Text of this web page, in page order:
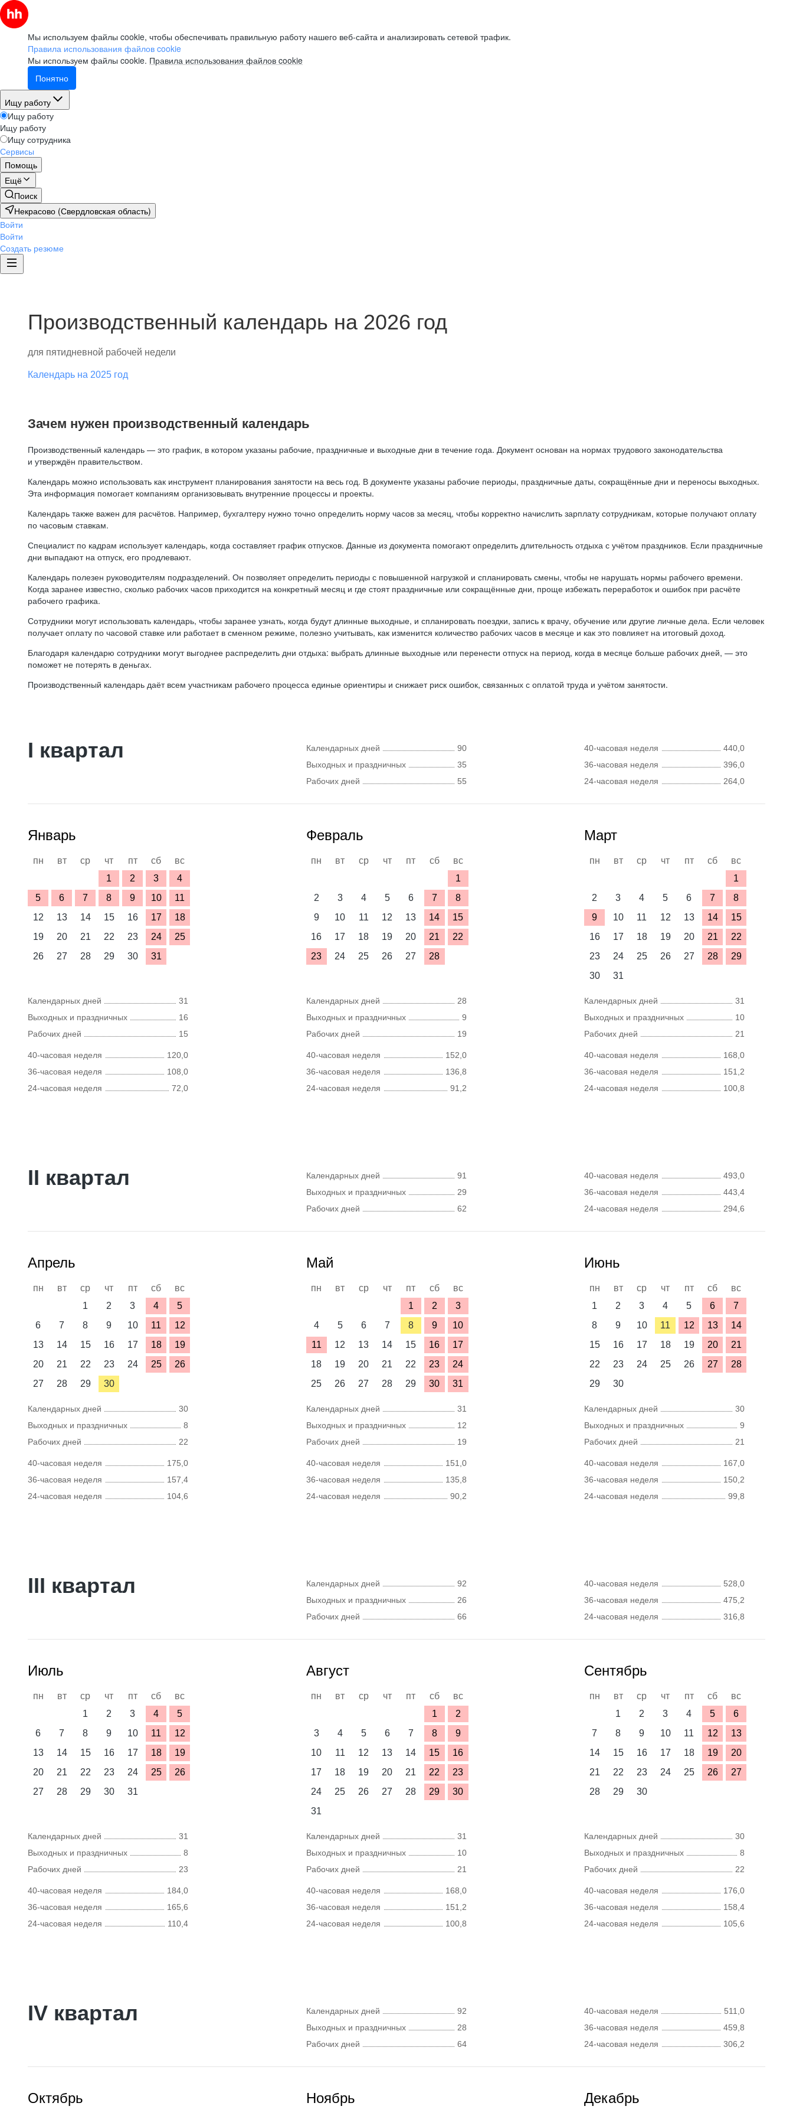
Мы используем файлы cookie, чтобы обеспечивать правильную работу нашего веб-сайта и анализировать сетевой трафик.
Правила использования файлов cookie
Мы используем файлы cookie. Правила использования файлов cookie
Понятно
Ищу работу
Ищу работу
Ищу работу
Ищу сотрудника
Сервисы
Помощь
Ещё
Поиск
Некрасово (Свердловская область)
Войти
Войти
Создать резюме
Производственный календарь на 2026 год
для пятидневной рабочей недели
Календарь на 2025 год
Зачем нужен производственный календарь
Производственный календарь — это график, в котором указаны рабочие, праздничные и выходные дни в течение года. Документ основан на нормах трудового законодательства
и утверждён правительством.
Календарь можно использовать как инструмент планирования занятости на весь год. В документе указаны рабочие периоды, праздничные даты, сокращённые дни и переносы выходных.
Эта информация помогает компаниям организовывать внутренние процессы и проекты.
Календарь также важен для расчётов. Например, бухгалтеру нужно точно определить норму часов за месяц, чтобы корректно начислить зарплату сотрудникам, которые получают оплату
по часовым ставкам.
Специалист по кадрам использует календарь, когда составляет график отпусков. Данные из документа помогают определить длительность отдыха с учётом праздников. Если праздничные
дни выпадают на отпуск, его продлевают.
Календарь полезен руководителям подразделений. Он позволяет определить периоды с повышенной нагрузкой и спланировать смены, чтобы не нарушать нормы рабочего времени.
Когда заранее известно, сколько рабочих часов приходится на конкретный месяц и где стоят праздничные или сокращённые дни, проще избежать переработок и ошибок при расчёте
рабочего графика.
Сотрудники могут использовать календарь, чтобы заранее узнать, когда будут длинные выходные, и спланировать поездки, запись к врачу, обучение или другие личные дела. Если человек
получает оплату по часовой ставке или работает в сменном режиме, полезно учитывать, как изменится количество рабочих часов в месяце и как это повлияет на итоговый доход.
Благодаря календарю сотрудники могут выгоднее распределить дни отдыха: выбрать длинные выходные или перенести отпуск на период, когда в месяце больше рабочих дней, — это
поможет не потерять в деньгах.
Производственный календарь даёт всем участникам рабочего процесса единые ориентиры и снижает риск ошибок, связанных с оплатой труда и учётом занятости.
I квартал Календарных дней
90
Выходных и праздничных
35
Рабочих дней
55
40-часовая неделя
440,0
36-часовая неделя
396,0
24-часовая неделя
264,0
Январь
пн вт ср чт пт сб
вс
1
2 3
4
5
6 7 8 9 10
11
12
13 14 15 16 17
18
19
20 21 22 23 24
25
26
27 28 29 30 31
Календарных дней
31
Выходных и праздничных
16
Рабочих дней
15
40-часовая неделя
120,0
36-часовая неделя
108,0
24-часовая неделя
72,0
Февраль
пн вт ср чт пт сб
вс
1
2
3 4 5 6 7
8
9
10 11 12 13 14
15
16
17 18 19 20 21
22
23
24 25 26 27 28
Календарных дней
28
Выходных и праздничных
9
Рабочих дней
19
40-часовая неделя
152,0
36-часовая неделя
136,8
24-часовая неделя
91,2
Март
пн вт ср чт пт сб
вс
1
2
3 4 5 6 7
8
9
10 11 12 13 14
15
16
17 18 19 20 21
22
23
24 25 26 27 28
29
30
31
Календарных дней
31
Выходных и праздничных
10
Рабочих дней
21
40-часовая неделя
168,0
36-часовая неделя
151,2
24-часовая неделя
100,8
II квартал Календарных дней
91
Выходных и праздничных
29
Рабочих дней
62
40-часовая неделя
493,0
36-часовая неделя
443,4
24-часовая неделя
294,6
Апрель
пн вт ср чт пт сб
вс
1
2 3 4
5
6
7 8 9 10 11
12
13
14 15 16 17 18
19
20
21 22 23 24 25
26
27
28 29 30
Календарных дней
30
Выходных и праздничных
8
Рабочих дней
22
40-часовая неделя
175,0
36-часовая неделя
157,4
24-часовая неделя
104,6
Май
пн вт ср чт пт сб
вс
1
2
3
4
5 6 7 8 9
10
11
12 13 14 15 16
17
18
19 20 21 22 23
24
25
26 27 28 29 30 31
Календарных дней
31
Выходных и праздничных
12
Рабочих дней
19
40-часовая неделя
151,0
36-часовая неделя
135,8
24-часовая неделя
90,2
Июнь
пн вт ср чт пт сб
вс
1
2 3 4 5 6
7
8
9 10 11 12 13
14
15
16 17 18 19 20
21
22
23 24 25 26 27
28
29
30
Календарных дней
30
Выходных и праздничных
9
Рабочих дней
21
40-часовая неделя
167,0
36-часовая неделя
150,2
24-часовая неделя
99,8
III квартал Календарных дней
92
Выходных и праздничных
26
Рабочих дней
66
40-часовая неделя
528,0
36-часовая неделя
475,2
24-часовая неделя
316,8
Июль
пн вт ср чт пт сб
вс
1
2 3 4
5
6
7 8 9 10 11
12
13
14 15 16 17 18
19
20
21 22 23 24 25
26
27
28 29 30 31
Календарных дней
31
Выходных и праздничных
8
Рабочих дней
23
40-часовая неделя
184,0
36-часовая неделя
165,6
24-часовая неделя
110,4
Август
пн вт ср чт пт сб
вс
1
2
3
4 5 6 7 8
9
10
11 12 13 14 15
16
17
18 19 20 21 22
23
24
25 26 27 28 29
30
31
Календарных дней
31
Выходных и праздничных
10
Рабочих дней
21
40-часовая неделя
168,0
36-часовая неделя
151,2
24-часовая неделя
100,8
Сентябрь
пн вт ср чт пт сб
вс
1
2 3 4 5
6
7
8 9 10 11 12
13
14
15 16 17 18 19
20
21
22 23 24 25 26
27
28
29 30
Календарных дней
30
Выходных и праздничных
8
Рабочих дней
22
40-часовая неделя
176,0
36-часовая неделя
158,4
24-часовая неделя
105,6
IV квартал Календарных дней
92
Выходных и праздничных
28
Рабочих дней
64
40-часовая неделя
511,0
36-часовая неделя
459,8
24-часовая неделя
306,2
Октябрь Ноябрь Декабрь